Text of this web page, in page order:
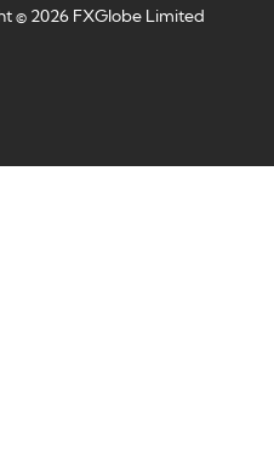
© 2026 FXGlobe Limited